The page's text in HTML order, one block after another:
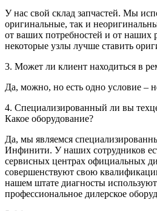
У нас свой склад запчастей. Мы
оригинальные, так и
от ваших потребностей и от наших
некоторые узлы лучше ставить
3. Может ли клиент находиться в
Да, можно, но есть одно условие –
4. Специализированный ли вы
Какое оборудование?
Да, мы являемся
Инфинити. У наших сотрудников
сервисных центрах официальных
совершенствуют свою
нашем штате диагносты
профессиональное дилерское